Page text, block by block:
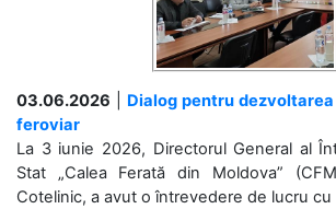
03.06.2026
Dialog pentru
feroviar
La 3 iunie 2026, Directorul General al
Stat „Calea Ferată din Moldova”
Cotelinic, a avut o întrevedere de lucru